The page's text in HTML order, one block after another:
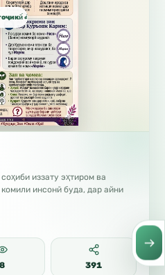
Tajik забо́ни тоҷикӣ́ الطاجيكية
иззату эҳтиром ва
инсонӣ буда, дар айни
8 391